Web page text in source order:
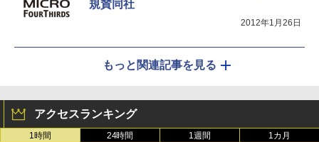
規賛同社
2012年1月26日
もっと関連記事を見る
アクセスランキング
1時間 24時間 1週間 1カ月